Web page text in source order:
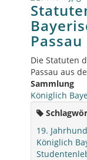
Passau
Die Statuten
Passau aus
Sammlung
Königlich
19.
Königlich